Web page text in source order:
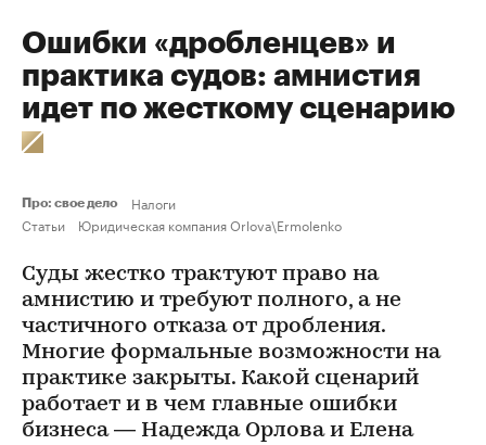
Ошибки «дробленцев» и
практика судов: амнистия
идет по жесткому сценарию
Про: свое дело
Налоги
Статьи
Юридическая компания Orlova\Ermolenko
Суды жестко трактуют право на
амнистию и требуют полного, а не
частичного отказа от дробления.
Многие формальные возможности на
практике закрыты. Какой сценарий
работает и в чем главные ошибки
бизнеса — Надежда Орлова и Елена